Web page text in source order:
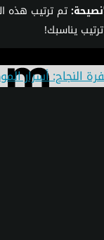
نصيحة:تم ترتيب هذه
ترتيب يناسبك!